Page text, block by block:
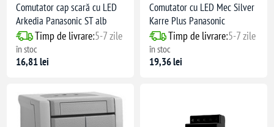
Comutator cap scară cu LED
Arkedia Panasonic ST alb
Timp de livrare:5-7 zile
în stoc
16,81 lei
Comutator cu LED Mec Silver
Karre Plus Panasonic
Timp de livrare:5-7 zile
în stoc
19,36 lei